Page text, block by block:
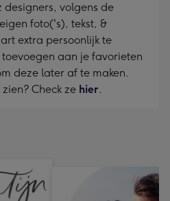
volgens de
foto('s), tekst, &
extra persoonlijk te
toevoegen aan je favorieten
deze later af te maken.
Check ze hier.